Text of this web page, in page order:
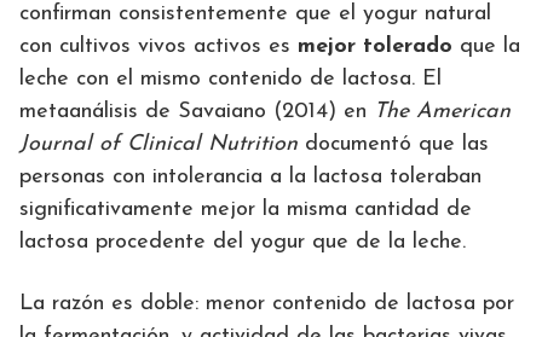
confirman consistentemente que el yogur natural
con cultivos vivos activos es mejor tolerado que la
leche con el mismo contenido de lactosa. El
metaanálisis de Savaiano (2014) en The American
Journal of Clinical Nutrition documentó que las
personas con intolerancia a la lactosa toleraban
significativamente mejor la misma cantidad de
lactosa procedente del yogur que de la leche.
La razón es doble: menor contenido de lactosa por